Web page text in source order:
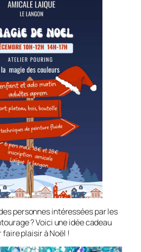
personnes intéressées par les
? Voici une idée cadeau
plaisir à Noël !